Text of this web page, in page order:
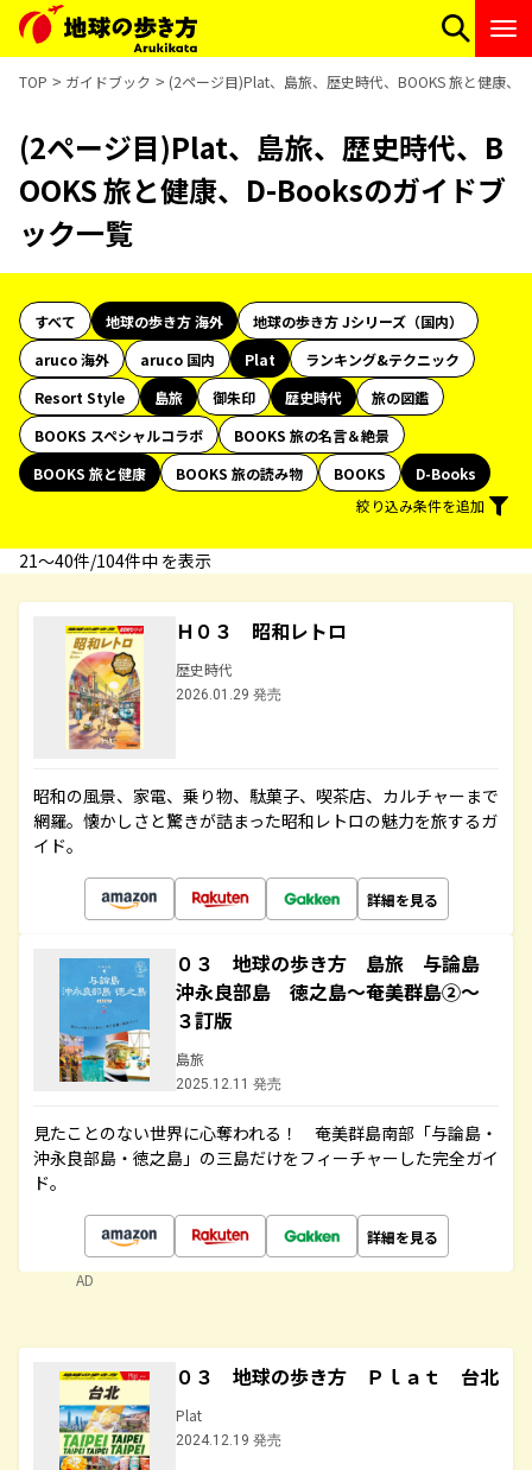
TOP ガイドブック (2ページ目)Plat、島旅、歴史時代、BOOKS 旅と健康、
(2ページ目)Plat、島旅、歴史時代、B
OOKS 旅と健康、D-Booksのガイドブ
ック一覧
すべて 地球の歩き方 海外
地球の歩き方 Jシリーズ（国内）
aruco 海外
aruco 国内 Plat
ランキング&テクニック
Resort Style
島旅 御朱印 歴史時代
旅の図鑑
BOOKS スペシャルコラボ
BOOKS 旅の名言＆絶景
BOOKS 旅と健康
BOOKS 旅の読み物 BOOKS
D-Books
絞り込み条件を追加
21〜40件/104件中 を表示
Ｈ０３ 昭和レトロ
歴史時代
2026.01.29 発売
昭和の風景、家電、乗り物、駄菓子、喫茶店、カルチャーまで
網羅。懐かしさと驚きが詰まった昭和レトロの魅力を旅するガ
イド。
詳細を見る
０３ 地球の歩き方 島旅 与論島
沖永良部島 徳之島～奄美群島②～
３訂版
島旅
2025.12.11 発売
見たことのない世界に心奪われる！ 奄美群島南部「与論島・
沖永良部島・徳之島」の三島だけをフィーチャーした完全ガイ
ド。
詳細を見る
AD
０３ 地球の歩き方 Ｐｌａｔ 台北
Plat
2024.12.19 発売